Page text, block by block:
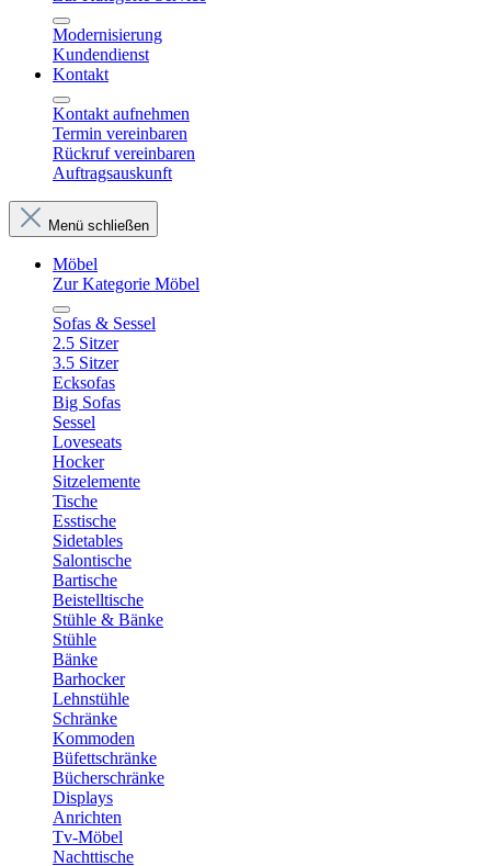
Modernisierung
Kundendienst
Kontakt
Kontakt aufnehmen
Termin vereinbaren
Rückruf vereinbaren
Auftragsauskunft
Menü schließen
Möbel
Zur Kategorie Möbel
Sofas & Sessel
2.5 Sitzer
3.5 Sitzer
Ecksofas
Big Sofas
Sessel
Loveseats
Hocker
Sitzelemente
Tische
Esstische
Sidetables
Salontische
Bartische
Beistelltische
Stühle & Bänke
Stühle
Bänke
Barhocker
Lehnstühle
Schränke
Kommoden
Büfettschränke
Bücherschränke
Displays
Anrichten
Tv-Möbel
Nachttische